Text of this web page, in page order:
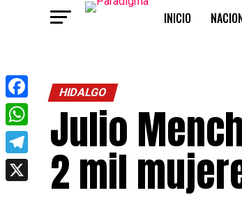
INICIO
HIDALGO
Julio
2 mil
Facebook
WhatsApp
Telegram